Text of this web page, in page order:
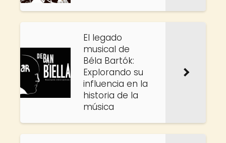
El legado
musical de
Béla Bartók:
Explorando su
influencia en la
historia de la
música